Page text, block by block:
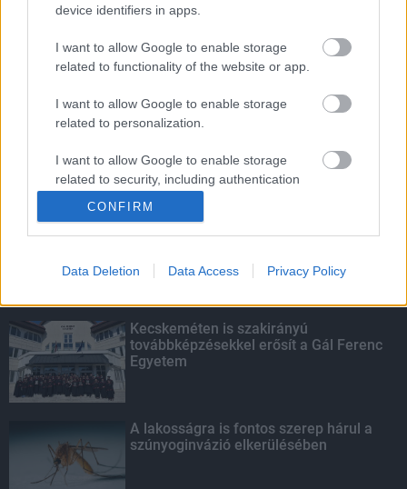
device identifiers in apps.
I want to allow Google to enable storage
related to functionality of the website or app.
I want to allow Google to enable storage
related to personalization.
I want to allow Google to enable storage
related to security, including authentication
CONFIRM
Data Deletion Data Access Privacy Policy
Idén több mint 130 ezer tonna
KIEMELT
Megérkezett az eső a Duna
Kecskeméten is szakirányú
továbbképzésekkel erősít a Gál Ferenc
Egyetem
A lakosságra is fontos szerep hárul a
szúnyoginvázió elkerülésében